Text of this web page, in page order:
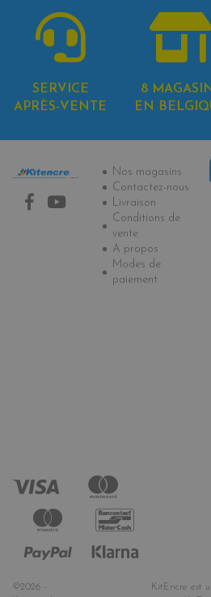
SERVICE
APRÈS-VENTE
8
EN
Informations
Nos magasins
Contactez-nous
Livraison
Conditions de
vente
A propos
Modes de
paiement
©2026 -
KitEncre est